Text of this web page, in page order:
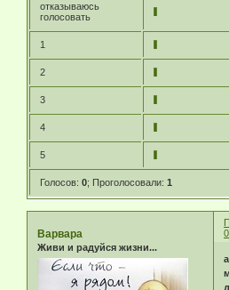
отказываюсь
голосовать
1
2
3
4
5
Голосов: 0; Проголосовали: 1
Варвара
Живи и радуйся жизни...